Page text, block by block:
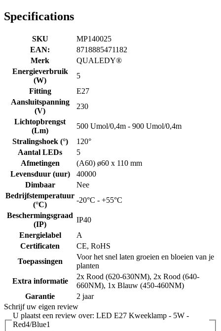
Specifications
SKU
MP140025
EAN:
8718885471182
Merk
QUALEDY®
Energieverbruik
(W)
5
Fitting
E27
Aansluitspanning
(V)
230
Lichtopbrengst
(Lm)
500 Umol/0,4m - 900 Umol/0,4m
Stralingshoek (°)
120°
Aantal LEDs
5
Afmetingen
(A60) ø60 x 110 mm
Levensduur (uur)
40000
Dimbaar
Nee
Bedrijfstemperatuur
(°C)
-20°C - +55°C
Beschermingsgraad
(IP)
IP40
Energielabel
A
Certificaten
CE, RoHS
Toepassingen
Voor het snel laten groeien en bloeien van je
planten
Extra informatie
2x Rood (620-630NM), 2x Rood (640-
660NM), 1x Blauw (450-460NM)
Garantie
2 jaar
Schrijf uw eigen review
U plaatst een review over: LED E27 Kweeklamp - 5W -
Red4/Blue1